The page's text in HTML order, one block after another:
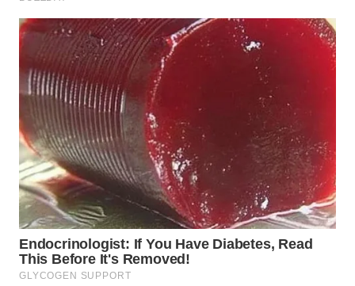
MADURA
WN
SURABAYA
WN
NATUNA
WN
BINTAN
WN
MANDALIKA